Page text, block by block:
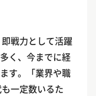
戦力として活躍
く、今までに経
す。「業界や職
一定数いるた